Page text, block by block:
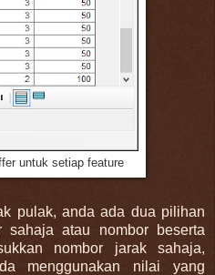
untuk setiap feature
pulak, anda ada dua pilihan
sahaja atau nombor beserta
nombor jarak sahaja,
menggunakan nilai yang